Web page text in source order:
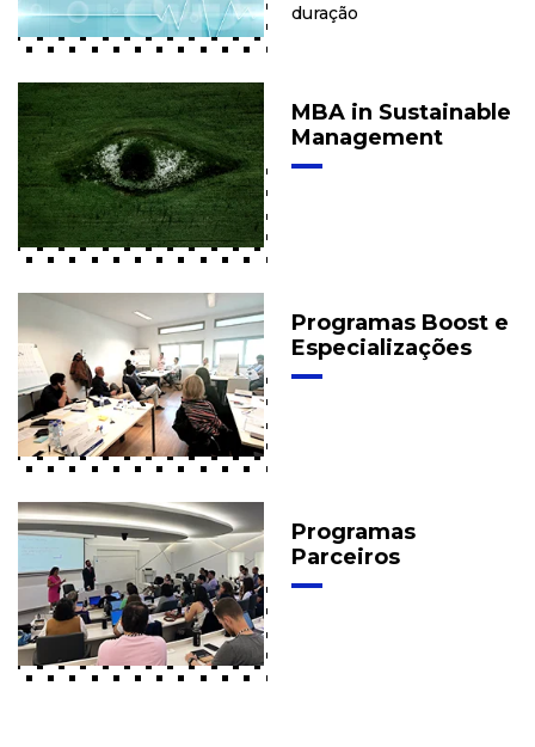
duração
MBA in Sustainable
Management
Programas Boost e
Especializações
Programas
Parceiros